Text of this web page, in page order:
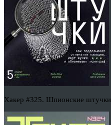
Хакер #325. Шпионские штучки